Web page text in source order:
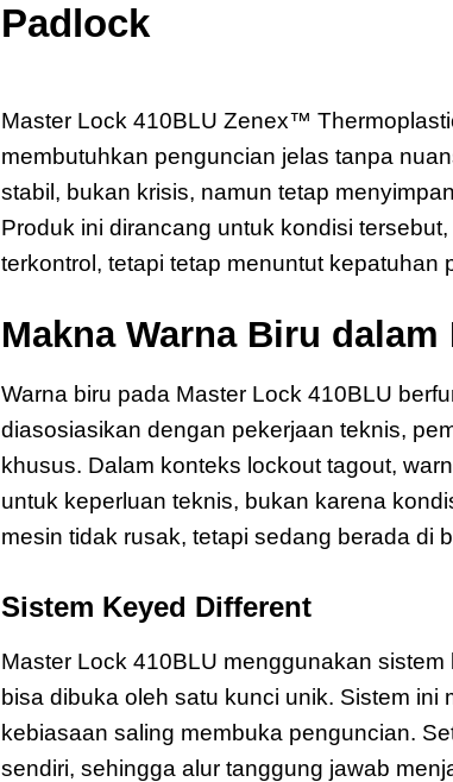
Padlock
Master Lock 410BLU Zenex™
membutuhkan penguncian jelas tanpa
stabil, bukan krisis, namun tetap
Produk ini dirancang untuk kondisi
terkontrol, tetapi tetap menuntut
Makna Warna Biru
Warna biru pada Master Lock 410BLU
diasosiasikan dengan pekerjaan teknis,
khusus. Dalam konteks lockout tagout,
untuk keperluan teknis, bukan karena
mesin tidak rusak, tetapi sedang berada di
Sistem Keyed Different
Master Lock 410BLU menggunakan
bisa dibuka oleh satu kunci unik. Sistem
kebiasaan saling membuka penguncian.
sendiri, sehingga alur tanggung jawab